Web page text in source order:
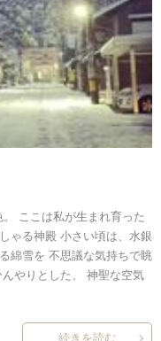
ここは私が生まれ育った
ゃる神殿 小さい頃は、水銀
綿雪を 不思議な気持ちで眺
やりとした、 神聖な空気
続きを読む